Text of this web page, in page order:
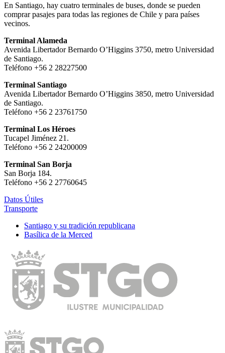
En Santiago, hay cuatro terminales de buses, donde se pueden
comprar pasajes para todas las regiones de Chile y para países
vecinos.
Terminal Alameda
Avenida Libertador Bernardo O’Higgins 3750, metro Universidad
de Santiago.
Teléfono +56 2 28227500
Terminal Santiago
Avenida Libertador Bernardo O’Higgins 3850, metro Universidad
de Santiago.
Teléfono +56 2 23761750
Terminal Los Héroes
Tucapel Jiménez 21.
Teléfono +56 2 24200009
Terminal San Borja
San Borja 184.
Teléfono +56 2 27760645
Datos Útiles
Transporte
Santiago y su tradición republicana
Basílica de la Merced